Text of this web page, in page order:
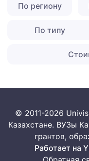
По региону
По типу
© 2011-2026
Казахстане. ВУЗы
грантов,
Работает на